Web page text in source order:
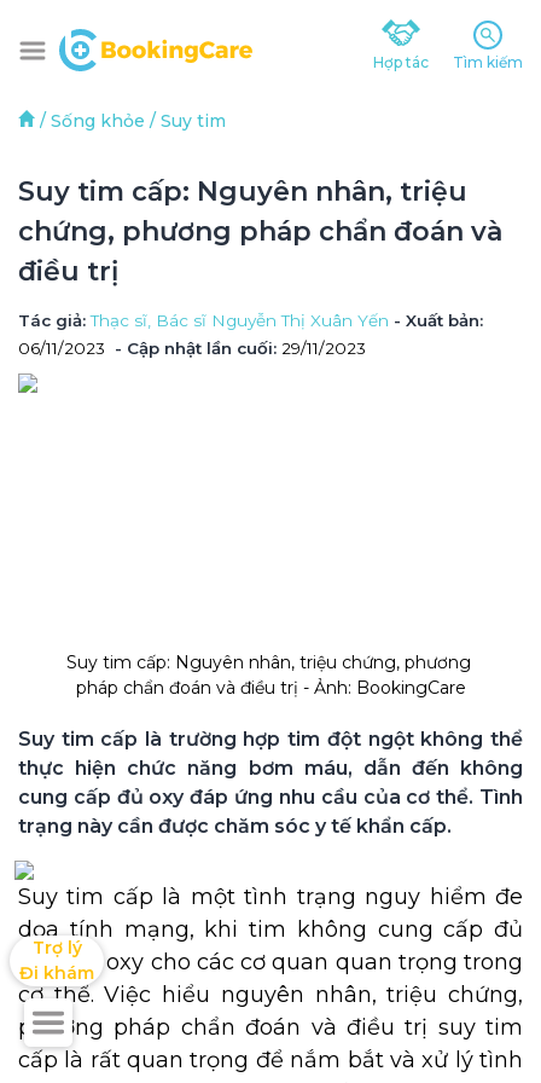
Hợp tác Tìm kiếm
/ Sống khỏe / Suy tim
Suy tim cấp: Nguyên nhân, triệu
chứng, phương pháp chẩn đoán và
điều trị
Tác giả: Thạc sĩ, Bác sĩ Nguyễn Thị Xuân Yến
06/11/2023
- Cập nhật lần cuối: 29/11/2023
Suy tim cấp: Nguyên nhân, triệu chứng, phương
pháp chẩn đoán và điều trị - Ảnh: BookingCare
Suy tim cấp là trường hợp tim đột ngột không thể
thực hiện chức năng bơm máu, dẫn đến không
cung cấp đủ oxy đáp ứng nhu cầu của cơ thể. Tình
Suy tim cấp là một tình trạng nguy hiểm đe
dọa tính mạng, khi tim không cung cấp đủ
máu và oxy cho các cơ quan quan trọng trong
cơ thể. Việc hiểu nguyên nhân, triệu chứng,
phương pháp chẩn đoán và điều trị suy tim
cấp là rất quan trọng để nắm bắt và xử lý tình
Trợ lý
Đi khám